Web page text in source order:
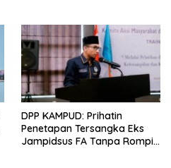
DPP KAMPUD: Prihatin
Penetapan Tersangka Eks
Jampidsus FA Tanpa Rompi